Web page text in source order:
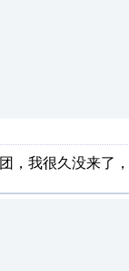
，我很久没来了